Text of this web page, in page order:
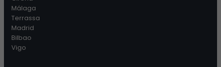
Málaga
Terrassa
Madrid
Bilbao
Vigo